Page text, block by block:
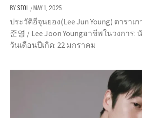
BYSEOL /MAY 1, 2025
ประวัติอีจุนยอง(Lee Jun Young) ดาราเ
준영 / Lee Joon Youngอาชีพในวงการ
วันเดือนปีเกิด: 22 มกราคม